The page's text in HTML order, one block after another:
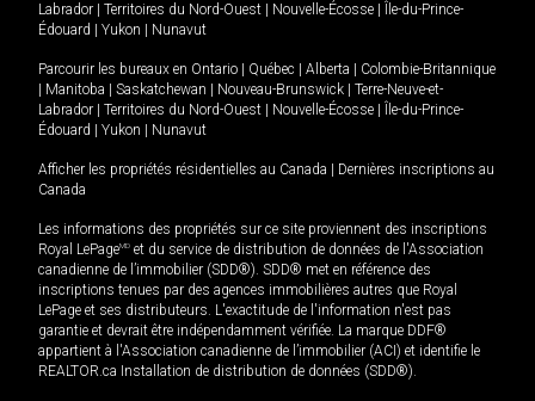
Labrador
Territoires du Nord-Ouest Nouvelle-Écosse
Île-du-Prince-
Édouard
Yukon Nunavut
Parcourir les bureaux en Ontario Québec Alberta
Colombie-Britannique
Manitoba Saskatchewan Nouveau-Brunswick
Terre-Neuve-et-
Labrador
Territoires du Nord-Ouest Nouvelle-Écosse
Île-du-Prince-
Édouard
Yukon Nunavut
Afficher les propriétés résidentielles au Canada
Dernières inscriptions au
Canada
Les informations des propriétés sur ce site proviennent des inscriptions
Royal LePageMD et du service de distribution de données de l'Association
canadienne de l’immobilier (SDD®). SDD® met en référence des
inscriptions tenues par des agences immobilières autres que Royal
LePage et ses distributeurs. L'exactitude de l'information n'est pas
garantie et devrait être indépendamment vérifiée. La marque DDF®
appartient à l'Association canadienne de l’immobilier (ACI) et identifie le
REALTOR.ca Installation de distribution de données (SDD®).